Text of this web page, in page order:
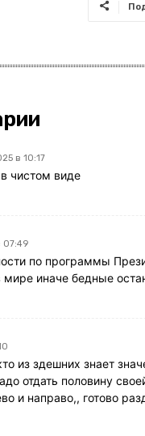
в 10:17
чистом виде
07:49
по программы
иначе бедные
из здешних знает
отдать половину
и направо,, готово